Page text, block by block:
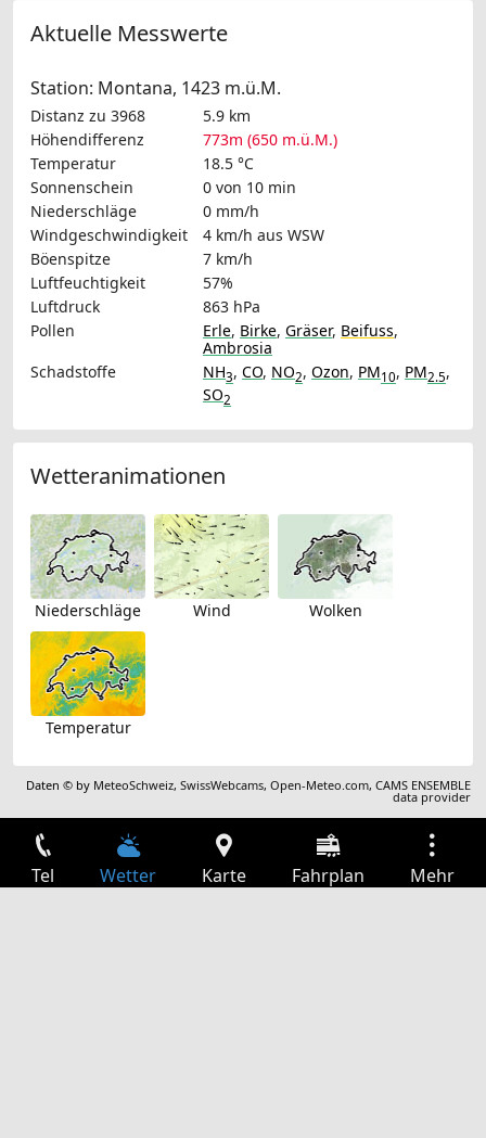
Aktuelle Messwerte
Station: Montana, 1423 m.ü.M.
Distanz zu 3968
5.9 km
Höhendifferenz
773m (650 m.ü.M.)
Temperatur
18.5 °C
Sonnenschein
0 von 10 min
Niederschläge
0 mm/h
Windgeschwindigkeit
4 km/h aus WSW
Böenspitze
7 km/h
Luftfeuchtigkeit
57%
Luftdruck
863 hPa
Pollen
Erle, Birke, Gräser, Beifuss,
Ambrosia
Schadstoffe
NH3, CO, NO2, Ozon, PM10, PM2.5,
SO2
Wetteranimationen
Niederschläge Wind Wolken
Temperatur
Daten © by MeteoSchweiz,SwissWebcams,Open-Meteo.com,CAMS ENSEMBLE
data provider
Tel Wetter Karte Fahrplan Mehr